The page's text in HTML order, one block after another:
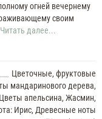
огней вечернему
своим
Читать далее...
Цветочные, фруктовые
мандаринового дерева,
апельсина, Жасмин,
Ирис, Древесные ноты